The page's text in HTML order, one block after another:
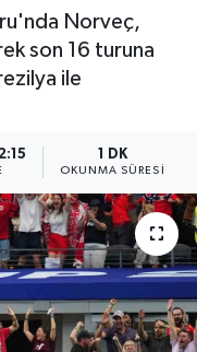
Norveç,
son 16 turuna
ile
1 DK
OKUNMA SÜRESI